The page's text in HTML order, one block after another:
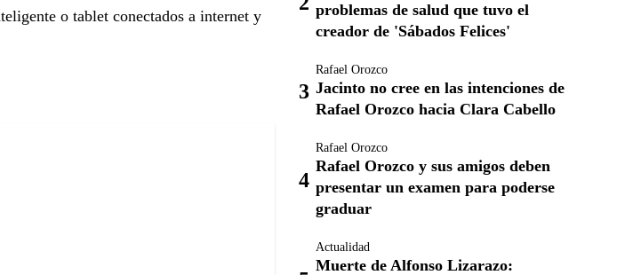
o tablet conectados a internet y
problemas de salud que tuvo el
creador de 'Sábados Felices'
Rafael Orozco
Jacinto no cree en las intenciones de
Rafael Orozco hacia Clara Cabello
Rafael Orozco
Rafael Orozco y sus amigos deben
presentar un examen para poderse
graduar
Actualidad
Muerte de Alfonso Lizarazo: